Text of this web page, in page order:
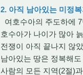
2. 아직 남아있는 미정
여호수아의 주도하에
호수아가 나이가 많아
전쟁이 아직 끝나지 않
남아있는 땅은 정복해
사람의 모든 지역(2절)